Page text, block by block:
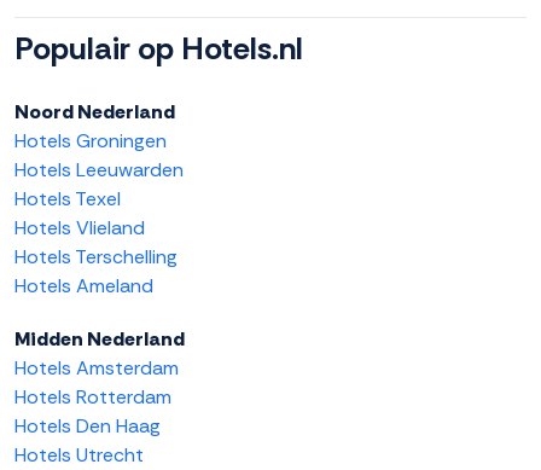
Populair op Hotels.nl
Noord Nederland
Hotels Groningen
Hotels Leeuwarden
Hotels Texel
Hotels Vlieland
Hotels Terschelling
Hotels Ameland
Midden Nederland
Hotels Amsterdam
Hotels Rotterdam
Hotels Den Haag
Hotels Utrecht